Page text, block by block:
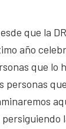
que la
año
que lo
personas